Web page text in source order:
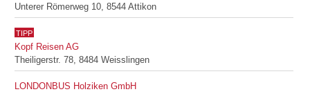
Unterer Römerweg 10, 8544 Attikon
TIPP
Kopf Reisen AG
Theiligerstr. 78, 8484 Weisslingen
LONDONBUS Holziken GmbH